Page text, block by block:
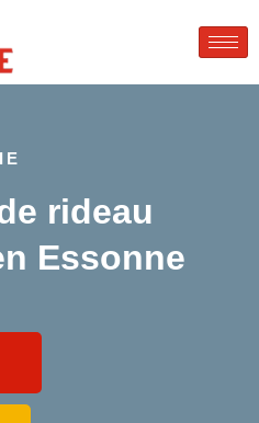
rideau
Essonne